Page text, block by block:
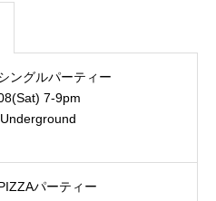
ングルパーティー
7-9pm
パーティー